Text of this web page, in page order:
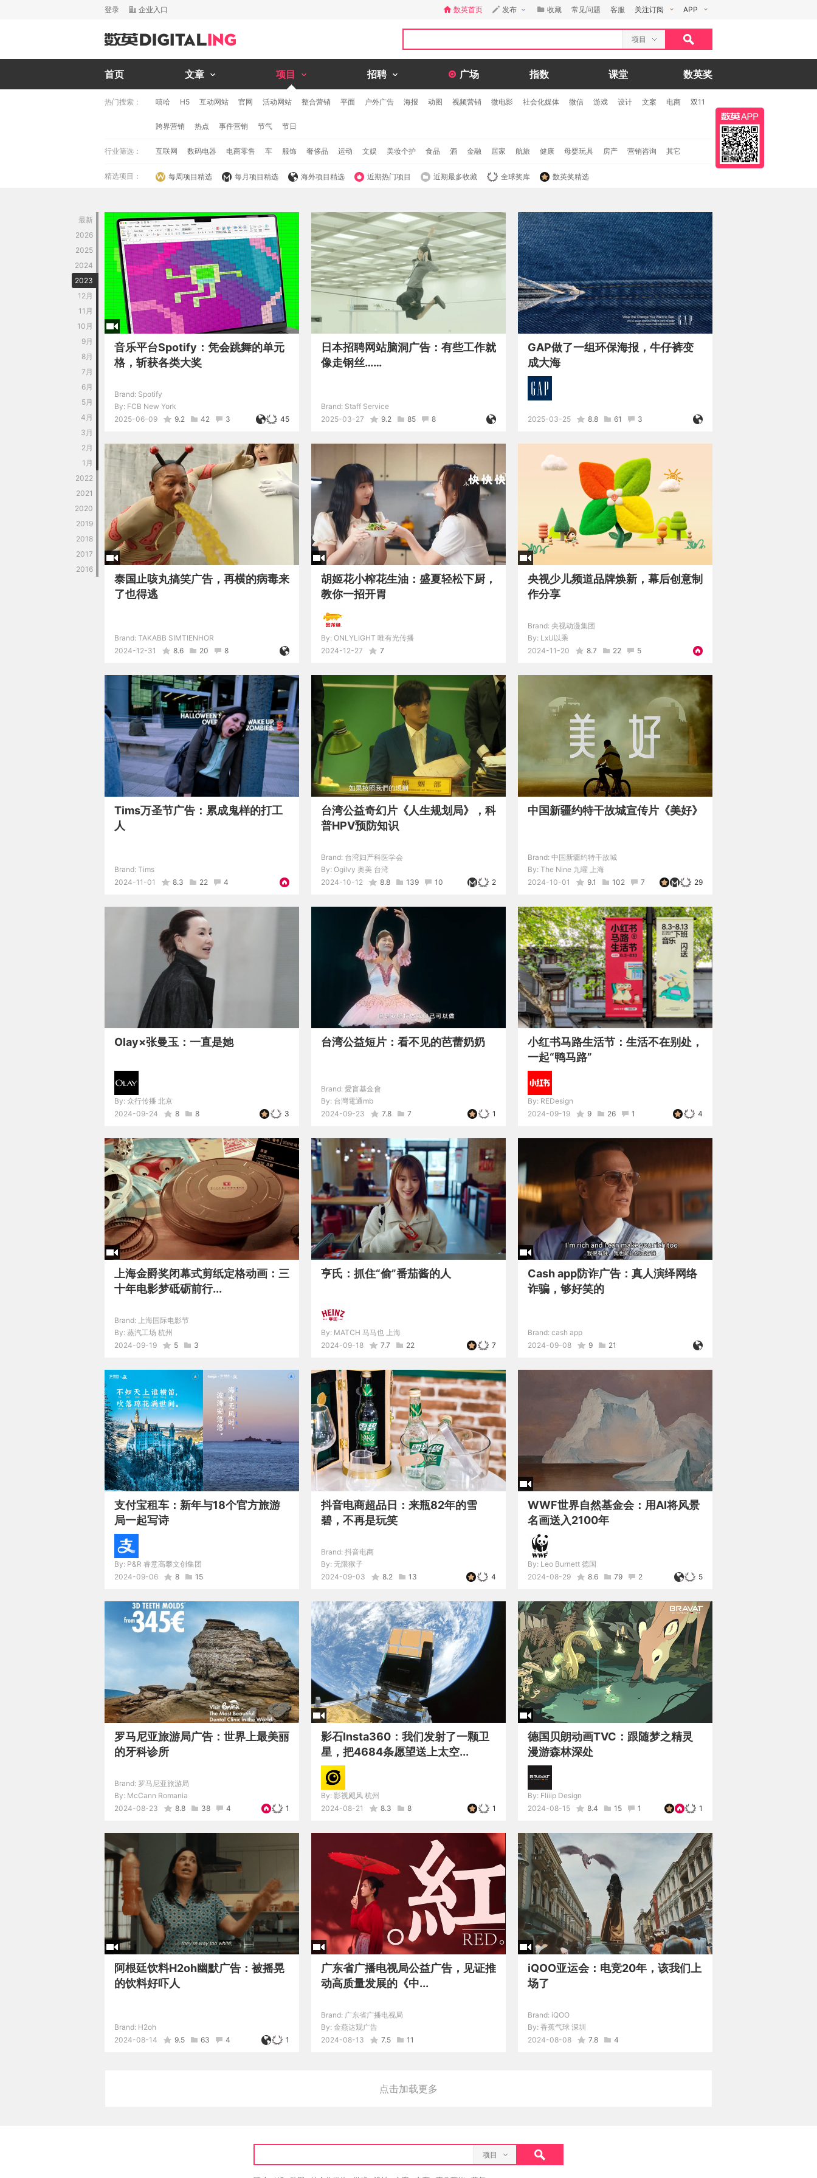
登录 企业入口 数英首页 发布 收藏 常见问题 客服 关注订阅 APP
项目
首页 文章 项目 招聘 广场 指数 课堂 数英奖
热门搜索： 嘻哈 H5 互动网站 官网 活动网站 整合营销 平面 户外广告 海报 动图 视频营销 微电影 社会化媒体 微信 游戏 设计 文案 电商 双11
跨界营销 热点 事件营销 节气 节日
行业筛选： 互联网 数码电器 电商零售 车 服饰 奢侈品 运动 文娱 美妆个护 食品 酒 金融 居家 航旅 健康 母婴玩具 房产 营销咨询 其它
精选项目： 每周项目精选 每月项目精选 海外项目精选 近期热门项目 近期最多收藏 全球奖库 数英奖精选
音乐平台Spotify：凭会跳舞的单元
格，斩获各类大奖
Brand: Spotify
By: FCB New York
2025-06-09
9.2 42 3 45
日本招聘网站脑洞广告：有些工作就
像走钢丝……
Brand: Staff Service
2025-03-27
9.2 85 8
GAP做了一组环保海报，牛仔裤变
成大海
2025-03-25 8.8 61 3
泰国止咳丸搞笑广告，再横的病毒来
了也得逃
Brand: TAKABB SIMTIENHOR
2024-12-31
8.6 20 8
胡姬花小榨花生油：盛夏轻松下厨，
教你一招开胃
By: ONLYLIGHT 唯有光传播
2024-12-27
7
央视少儿频道品牌焕新，幕后创意制
作分享
Brand: 央视动漫集团
By: LxU以乘
2024-11-20
8.7 22 5
Tims万圣节广告：累成鬼样的打工
人
Brand: Tims
2024-11-01
8.3 22 4
台湾公益奇幻片《人生规划局》，科
普HPV预防知识
Brand: 台湾妇产科医学会
By: Ogilvy 奥美 台湾
2024-10-12
8.8 139 10 2
中国新疆约特干故城宣传片《美好》
Brand: 中国新疆约特干故城
By: The Nine 九曜 上海
2024-10-01
9.1 102 7 29
Olay×张曼玉：一直是她
By: 众行传播 北京
2024-09-24
8 8 3
台湾公益短片：看不见的芭蕾奶奶
Brand: 愛盲基金會
By: 台灣電通mb
2024-09-23
7.8 7 1
小红书马路生活节：生活不在别处，
一起“鸭马路”
By: REDesign
2024-09-19
9 26 1 4
上海金爵奖闭幕式剪纸定格动画：三
十年电影梦砥砺前行...
Brand: 上海国际电影节
By: 蒸汽工场 杭州
2024-09-19
5 3
亨氏：抓住“偷”番茄酱的人
By: MATCH 马马也 上海
2024-09-18
7.7 22 7
Cash app防诈广告：真人演绎网络
诈骗，够好笑的
Brand: cash app
2024-09-08
9 21
支付宝租车：新年与18个官方旅游
局一起写诗
By: P&R 睿意高攀文创集团
2024-09-06
8 15
抖音电商超品日：来瓶82年的雪
碧，不再是玩笑
Brand: 抖音电商
By: 无限猴子
2024-09-03
8.2 13 4
WWF世界自然基金会：用AI将风景
名画送入2100年
By: Leo Burnett 德国
2024-08-29
8.6 79 2 5
罗马尼亚旅游局广告：世界上最美丽
的牙科诊所
Brand: 罗马尼亚旅游局
By: McCann Romania
2024-08-23
8.8 38 4 1
影石Insta360：我们发射了一颗卫
星，把4684条愿望送上太空...
By: 影视飓风 杭州
2024-08-21
8.3 8 1
德国贝朗动画TVC：跟随梦之精灵
漫游森林深处
By: Fliiip Design
2024-08-15
8.4 15 1 1
阿根廷饮料H2oh幽默广告：被摇晃
的饮料好吓人
Brand: H2oh
2024-08-14
9.5 63 4 1
广东省广播电视局公益广告，见证推
动高质量发展的《中...
Brand: 广东省广播电视局
By: 金燕达观广告
2024-08-13
7.5 11
iQOO亚运会：电竞20年，该我们上
场了
Brand: iQOO
By: 香蕉气球 深圳
2024-08-08
7.8 4
最新
2026
2025
2024
2023
12月
11月
10月
9月
8月
7月
6月
5月
4月
3月
2月
1月
2022
2021
2020
2019
2018
2017
2016
点击加载更多
项目